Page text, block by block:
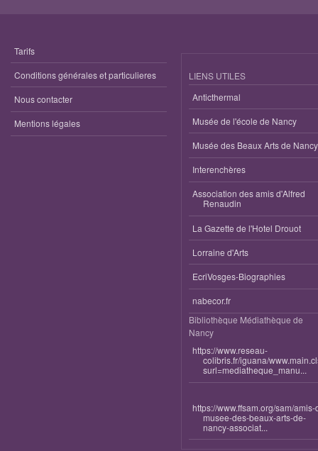
Tarifs
Conditions générales et particulieres
Nous contacter
Mentions légales
LIENS UTILES
Anticthermal
Musée de l'école de Nancy
Musée des Beaux Arts de Nancy
Interenchères
Association des amis d'Alfred
Renaudin
La Gazette de l'Hotel Drouot
Lorraine d'Arts
EcriVosges-Biographies
nabecor.fr
Bibliothèque Médiathèque de
Nancy
https://www.reseau-
colibris.fr/iguana/
surl=mediatheque_manu...
https://www.ffsam.org/sam/amis-
musee-des-beaux-arts-de-
nancy-associat...